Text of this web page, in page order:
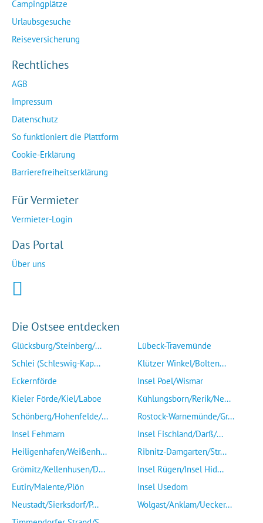
Campingplätze
Urlaubsgesuche
Reiseversicherung
Rechtliches
AGB
Impressum
Datenschutz
So funktioniert die Plattform
Cookie-Erklärung
Barrierefreiheitserklärung
Für Vermieter
Vermieter-Login
Das Portal
Über uns
Die Ostsee entdecken
Glücksburg/Steinberg/...
Schlei (Schleswig-Kap...
Eckernförde
Kieler Förde/Kiel/Laboe
Schönberg/Hohenfelde/...
Insel Fehmarn
Heiligenhafen/Weißenh...
Grömitz/Kellenhusen/D...
Eutin/Malente/Plön
Neustadt/Sierksdorf/P...
Lübeck-Travemünde
Klützer Winkel/Bolten...
Insel Poel/Wismar
Kühlungsborn/Rerik/Ne...
Rostock-Warnemünde/Gr...
Insel Fischland/Darß/...
Ribnitz-Damgarten/Str...
Insel Rügen/Insel Hid...
Insel Usedom
Wolgast/Anklam/Uecker...